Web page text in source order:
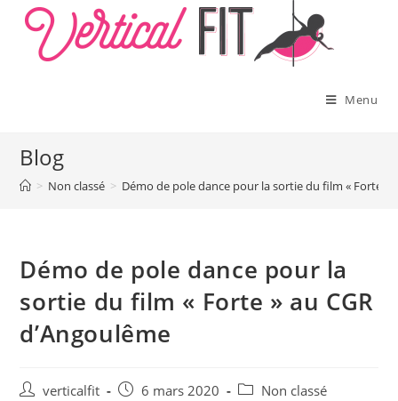
content
Menu
Blog
> Non classé > Démo de pole dance pour la sortie du film « Forte »
Démo de pole dance pour la
sortie du film « Forte » au CGR
d’Angoulême
Auteur/autrice
verticalfit
Publication
6 mars 2020
PostNon classé